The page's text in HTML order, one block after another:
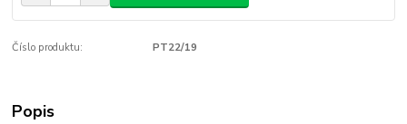
Číslo produktu: PT22/19
Popis